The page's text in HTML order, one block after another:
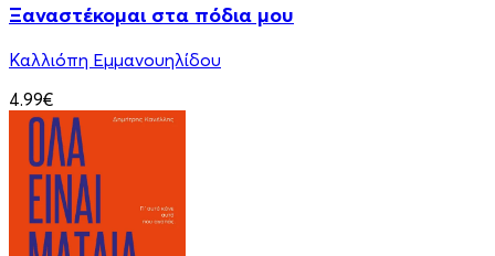
Ξαναστέκομαι στα πόδια μου
Καλλιόπη Εμμανουηλίδου
4.99€